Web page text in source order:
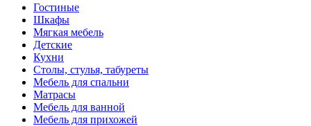
Гостиные
Шкафы
Мягкая мебель
Детские
Кухни
Столы, стулья, табуреты
Мебель для спальни
Матрасы
Мебель для ванной
Мебель для прихожей